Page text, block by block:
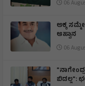
06
ಅಕ್ಕ
ಆಹ್ವಾನ
06
ಬಿಡಲ್ಲ":